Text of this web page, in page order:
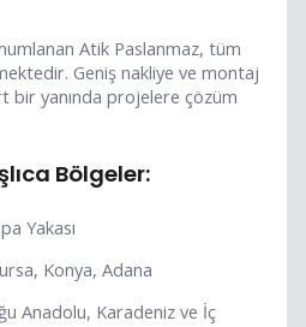
Atik Paslanmaz, tüm
Geniş nakliye ve montaj
bir yanında projelere çözüm
Bölgeler:
Yakası
Konya, Adana
Anadolu, Karadeniz ve İç